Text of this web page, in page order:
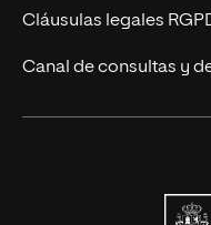
Cláusulas legales
Canal de consultas y